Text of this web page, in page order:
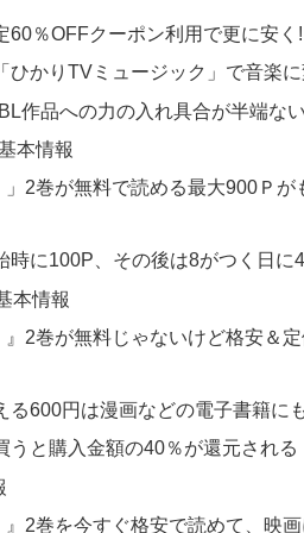
60％OFFクーポン利用で更に安く!
ひかりTVミュージック」で音楽
作品への力の入れ具合が半端な
本情報
」2巻が無料で読める最大900Ｐ
時に100P、その後は8がつく日に
本情報
』2巻が無料じゃないけど格安＆
る600円は漫画などの電子書籍に
うと購入金額の40％が還元される
』2巻を今すぐ格安で読めて、映